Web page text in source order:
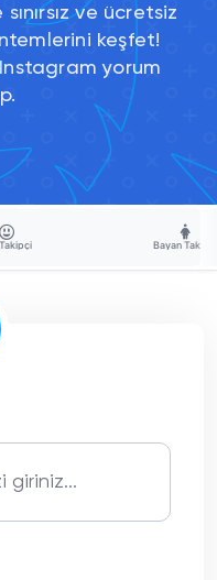
ve ücretsiz
keşfet!
Instagram yorum
Bayan Takipçi